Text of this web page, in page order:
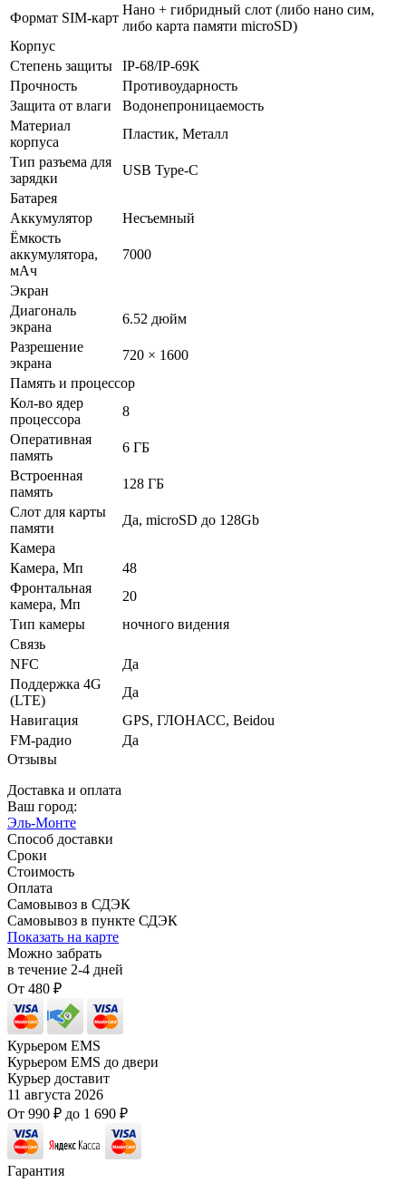
Формат SIM-карт
Нано + гибридный слот (либо нано сим,
либо карта памяти microSD)
Корпус
Степень защиты
IP-68/IP-69K
Прочность
Противоударность
Защита от влаги
Водонепроницаемость
Материал
корпуса
Пластик, Металл
Тип разъема для
зарядки
USB Type-C
Батарея
Аккумулятор
Несъемный
Ёмкость
аккумулятора,
мАч
7000
Экран
Диагональ
экрана
6.52 дюйм
Разрешение
экрана
720 × 1600
Память и процессор
Кол-во ядер
процессора
8
Оперативная
память
6 ГБ
Встроенная
память
128 ГБ
Слот для карты
памяти
Да, microSD до 128Gb
Камера
Камера, Мп
48
Фронтальная
камера, Мп
20
Тип камеры
ночного видения
Связь
NFC
Да
Поддержка 4G
(LTE)
Да
Навигация
GPS, ГЛОНАСС, Beidou
FM-радио
Да
Отзывы
Доставка и оплата
Ваш город:
Эль-Монте
Способ доставки
Сроки
Стоимость
Оплата
Самовывоз в СДЭК
Самовывоз в пункте СДЭК
Показать на карте
Можно забрать
в течение 2-4 дней
От 480 ₽
Курьером EMS
Курьером EMS до двери
Курьер доставит
11 августа 2026
От 990 ₽ до 1 690 ₽
Гарантия